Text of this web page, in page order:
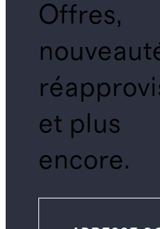
Offres,
et plus
encore.